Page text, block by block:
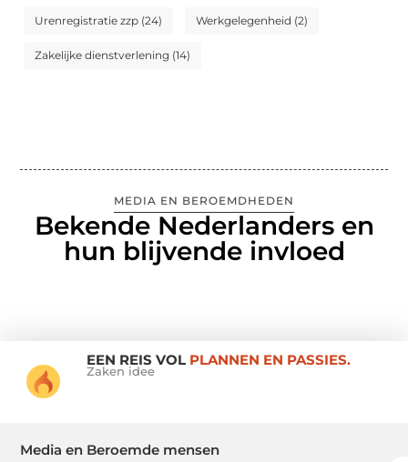
Urenregistratie zzp (24) Werkgelegenheid (2)
Zakelijke dienstverlening (14)
MEDIA EN BEROEMDHEDEN
Bekende Nederlanders en
hun blijvende invloed
EEN REIS VOL PLANNEN EN PASSIES.
Zaken idee
Media en Beroemde mensen